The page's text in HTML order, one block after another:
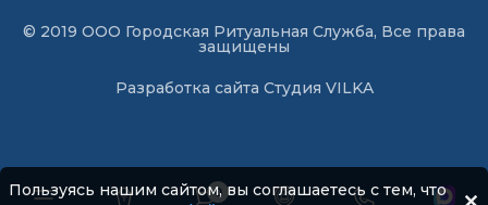
© 2019 ООО Городская Ритуальная Служба, Все права
защищены
Разработка сайта Студия VILKA
0
Пользуясь нашим сайтом, вы соглашаетесь с тем, что